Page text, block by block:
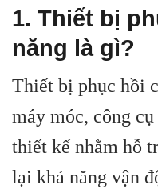
1. Thiết bị
năng là gì?
Thiết bị phục hồi
máy móc, công
thiết kế nhằm hỗ
lại khả năng vận